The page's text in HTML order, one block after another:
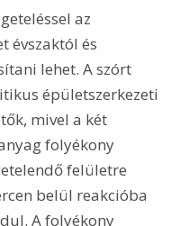
az
évszaktól és
lehet. A szórt
épületszerkezeti
mivel a két
folyékony
felületre
belül reakcióba
A folyékony